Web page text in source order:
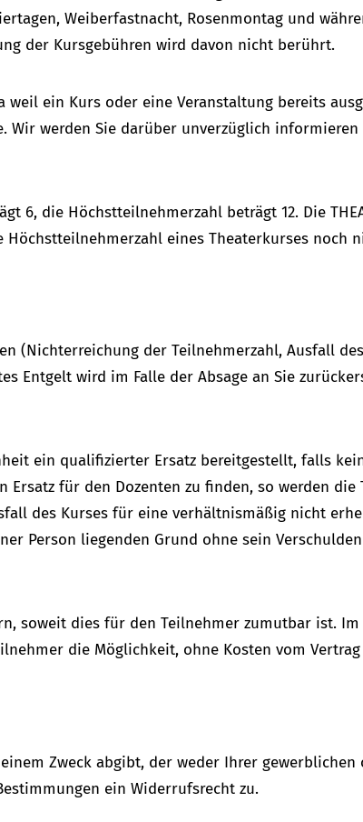
Weiberfastnacht, Rosenmontag und
der Kursgebühren wird davon nicht berührt.
ein Kurs oder eine Veranstaltung bereits
werden Sie darüber unverzüglich
6, die Höchstteilnehmerzahl beträgt 12. Die
Höchstteilnehmerzahl eines Theaterkurses
(Nichterreichung der Teilnehmerzahl, Ausfall
Entgelt wird im Falle der Absage an Sie
ein qualifizierter Ersatz bereitgestellt, falls
für den Dozenten zu finden, so werden
des Kurses für eine verhältnismäßig nicht
Person liegenden Grund ohne sein
soweit dies für den Teilnehmer zumutbar ist.
die Möglichkeit, ohne Kosten vom
Zweck abgibt, der weder Ihrer
ein Widerrufsrecht zu.